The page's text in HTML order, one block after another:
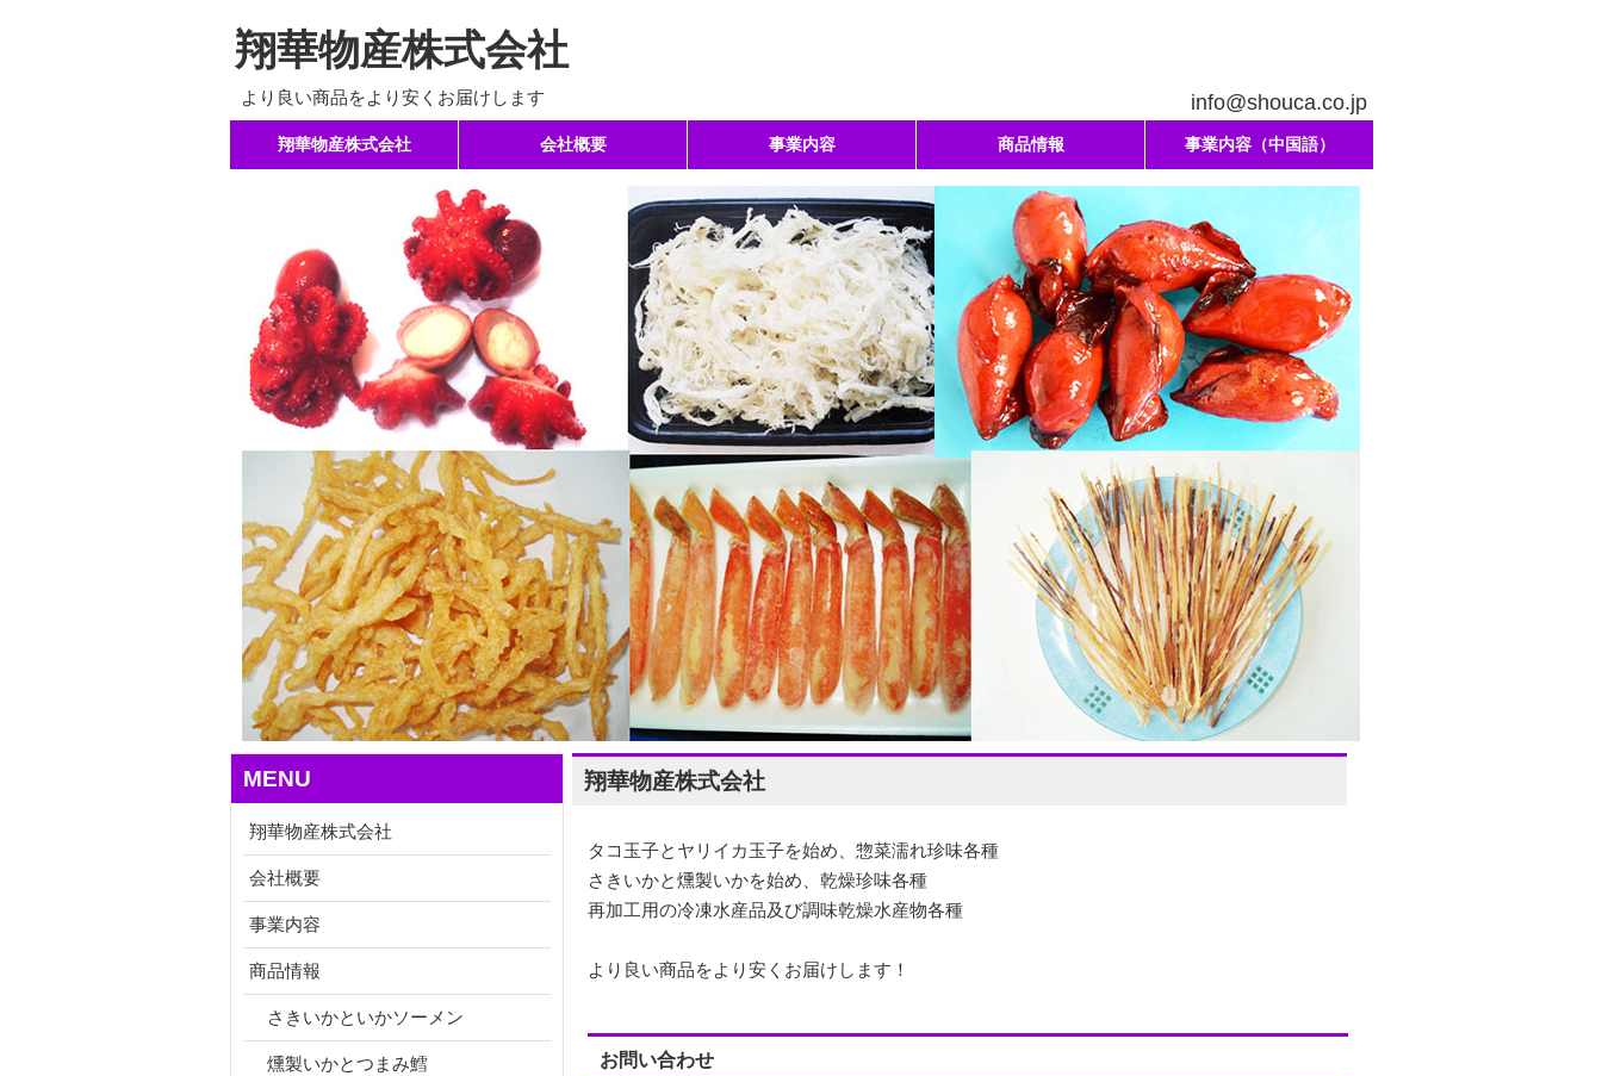
翔華物産株式会社
より良い商品をより安くお届けします info@shouca.co.jp
メインメニュー
ン
動
翔華物産株式会社 会社概要 事業内容 商品情報 事業内容（中国語）
翔華物産株式会社
タコ玉子とヤリイカ玉子を始め、惣菜濡れ珍味各種
さきいかと燻製いかを始め、乾燥珍味各種
再加工用の冷凍水産品及び調味乾燥水産物各種
より良い商品をより安くお届けします！
お問い合わせ
MENU
翔華物産株式会社
会社概要
事業内容
商品情報
さきいかといかソーメン
燻製いかとつまみ鱈